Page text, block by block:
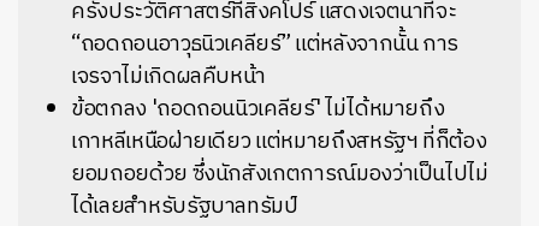
ครั้งประวัติศาสตร์ที่สิงคโปร์ แสดงเจตนาที่จะ
“ถอดถอนอาวุธนิวเคลียร์” แต่หลังจากนั้น การ
เจรจาไม่เกิดผลคืบหน้า
ข้อตกลง 'ถอดถอนนิวเคลียร์' ไม่ได้หมายถึง
เกาหลีเหนือฝ่ายเดียว แต่หมายถึงสหรัฐฯ ที่ก็ต้อง
ยอมถอยด้วย ซึ่งนักสังเกตการณ์มองว่าเป็นไปไม่
ได้เลยสำหรับรัฐบาลทรัมป์